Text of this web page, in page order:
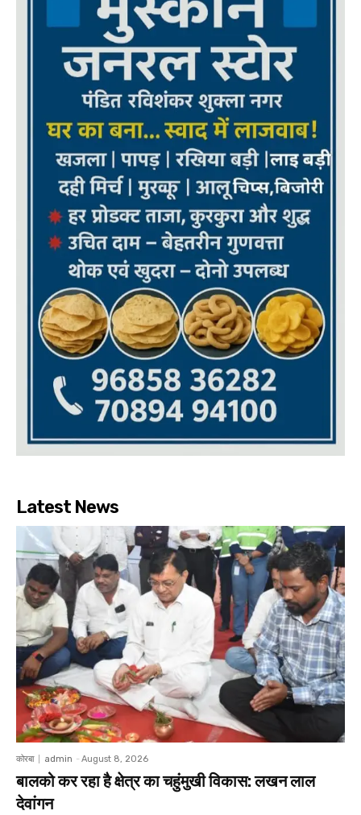
Latest News
कोरबा admin - August 8, 2026
बालको कर रहा है क्षेत्र का चहुंमुखी विकास: लखन लाल
देवांगन